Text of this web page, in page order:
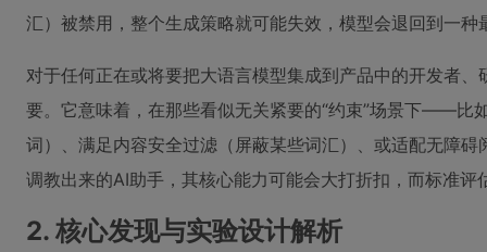
汇）被禁用，整个生成策略就可能失效，模型会退回到一种
对于任何正在或将要把大语言模型集成到产品中的开发者
要。它意味着，在那些看似无关紧要的“约束”场景下——比
词）、满足内容安全过滤（屏蔽某些词汇）、或适配无障
调教出来的AI助手，其核心能力可能会大打折扣，而标准
2. 核心发现与实验设计解析